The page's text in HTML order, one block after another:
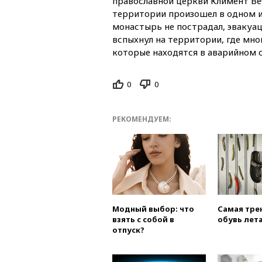
территории произошел в одном
монастырь не пострадал,
вспыхнул на территории, где
которые находятся в аварийном
0 0
РЕКОМЕНДУЕМ:
Модный выбор: что
взять с собой в
отпуск?
Самая
обувь